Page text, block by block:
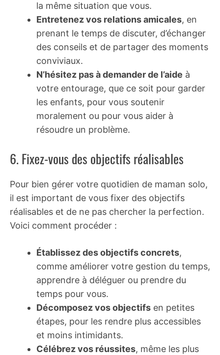
la même situation que vous.
Entretenez vos relations amicales, en
prenant le temps de discuter, d’échanger
des conseils et de partager des moments
conviviaux.
N’hésitez pas à demander de l’aide à
votre entourage, que ce soit pour garder
les enfants, pour vous soutenir
moralement ou pour vous aider à
résoudre un problème.
6. Fixez-vous des objectifs réalisables
Pour bien gérer votre quotidien de maman solo,
il est important de vous fixer des objectifs
réalisables et de ne pas chercher la perfection.
Voici comment procéder :
Établissez des objectifs concrets,
comme améliorer votre gestion du temps,
apprendre à déléguer ou prendre du
temps pour vous.
Décomposez vos objectifs en petites
étapes, pour les rendre plus accessibles
et moins intimidants.
Célébrez vos réussites, même les plus